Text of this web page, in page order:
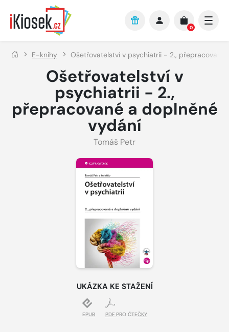
Přejít na hlavní obsah
0
E-knihy Ošetřovatelství v psychiatrii - 2., přepracované
Ošetřovatelství v
psychiatrii - 2.,
přepracované a doplněné
vydání
Tomáš Petr
UKÁZKA KE STAŽENÍ
EPUB PDF PRO ČTEČKY